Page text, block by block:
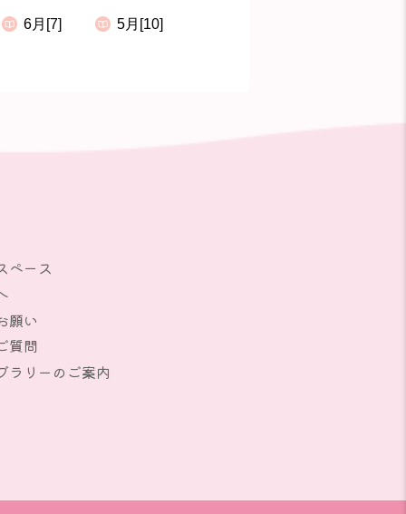
6月[7] 5月[10]
ペース
願い
質問
ラリーのご案内